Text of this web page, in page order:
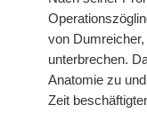
von
unterbrechen.
Anatomie zu
Zeit